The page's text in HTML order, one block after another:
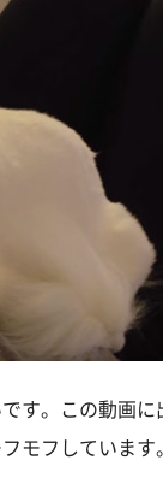
す。この動画に
モフしています